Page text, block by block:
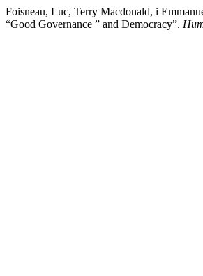
Foisneau, Luc, Terry Macdonald, i
“Good Governance ” and Democracy”.